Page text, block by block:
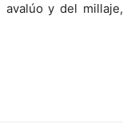
y del millaje,